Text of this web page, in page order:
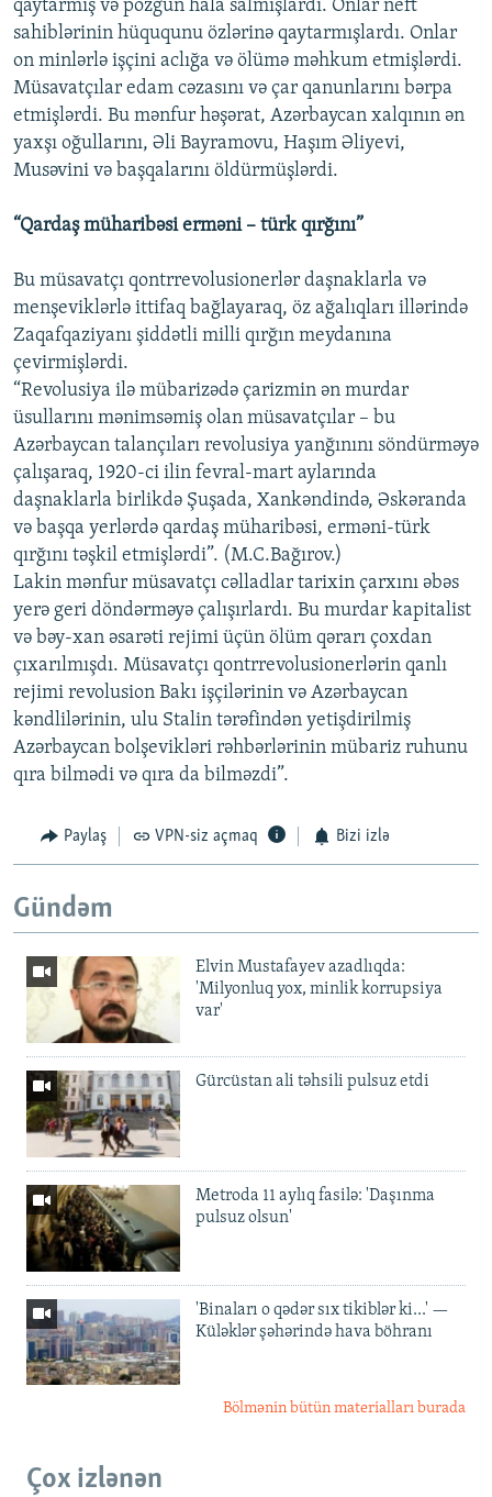
qaytarmış və pozğun hala salmışlardı. Onlar neft
sahiblərinin hüququnu özlərinə qaytarmışlardı. Onlar
on minlərlə işçini aclığa və ölümə məhkum etmişlərdi.
Müsavatçılar edam cəzasını və çar qanunlarını bərpa
etmişlərdi. Bu mənfur həşərat, Azərbaycan xalqının ən
yaxşı oğullarını, Əli Bayramovu, Haşım Əliyevi,
Musəvini və başqalarını öldürmüşlərdi.
“Qardaş müharibəsi erməni – türk qırğını”
Bu müsavatçı qontrrevolusionerlər daşnaklarla və
menşeviklərlə ittifaq bağlayaraq, öz ağalıqları illərində
Zaqafqaziyanı şiddətli milli qırğın meydanına
çevirmişlərdi.
“Revolusiya ilə mübarizədə çarizmin ən murdar
üsullarını mənimsəmiş olan müsavatçılar – bu
Azərbaycan talançıları revolusiya yanğınını söndürməyə
çalışaraq, 1920-ci ilin fevral-mart aylarında
daşnaklarla birlikdə Şuşada, Xankəndində, Əskəranda
və başqa yerlərdə qardaş müharibəsi, erməni-türk
qırğını təşkil etmişlərdi”. (M.C.Bağırov.)
Lakin mənfur müsavatçı cəlladlar tarixin çarxını əbəs
yerə geri döndərməyə çalışırlardı. Bu murdar kapitalist
və bəy-xan əsarəti rejimi üçün ölüm qərarı çoxdan
çıxarılmışdı. Müsavatçı qontrrevolusionerlərin qanlı
rejimi revolusion Bakı işçilərinin və Azərbaycan
kəndlilərinin, ulu Stalin tərəfindən yetişdirilmiş
Azərbaycan bolşevikləri rəhbərlərinin mübariz ruhunu
qıra bilmədi və qıra da bilməzdi”.
Paylaş VPN-siz açmaq Bizi izlə
Gündəm
Elvin Mustafayev azadlıqda:
'Milyonluq yox, minlik korrupsiya
var'
Gürcüstan ali təhsili pulsuz etdi
Metroda 11 aylıq fasilə: 'Daşınma
pulsuz olsun'
'Binaları o qədər sıx tikiblər ki...' —
Küləklər şəhərində hava böhranı
Bölmənin bütün materialları burada
Çox izlənən